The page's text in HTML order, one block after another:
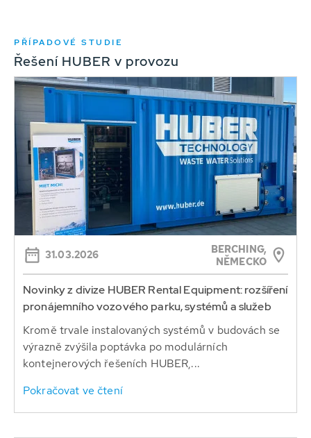
PŘÍPADOVÉ STUDIE
Řešení HUBER v provozu
31.03.2026
BERCHING,
NĚMECKO
Novinky z divize HUBER Rental Equipment: rozšíření
pronájemního vozového parku, systémů a služeb
Kromě trvale instalovaných systémů v budovách se
výrazně zvýšila poptávka po modulárních
kontejnerových řešeních HUBER,...
Pokračovat ve čtení